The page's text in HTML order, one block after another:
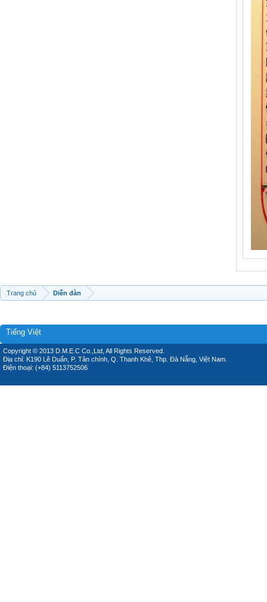
Trang chủ Diễn đàn
Tiếng Việt
Copyright © 2013 D.M.E.C Co.,Ltd, All Rights Reserved.
Địa chỉ: K190 Lê Duẩn, P. Tân chính, Q. Thanh Khê, Thp. Đà Nẵng, Việt Nam.
Điện thoại: (+84) 5113752506